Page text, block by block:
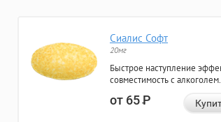
Сиалис Софт
20мг
Быстрое наступление
совместимость с алкоголем.
от 65Р